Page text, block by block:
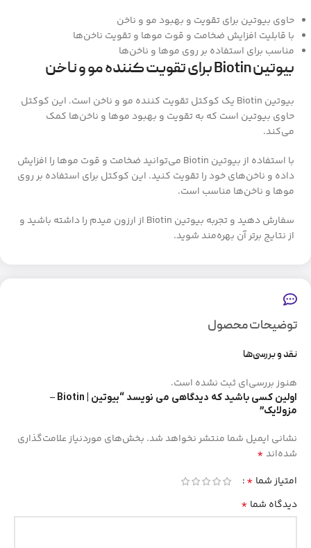
حاوی بیوتین برای تقویت و بهبود مو و ناخن
با قابلیت افزایش ضخامت و قوت موها و تقویت ناخن‌ها
مناسب برای استفاده بر روی موها و ناخن‌ها
بیوتین Biotin برای تقویت کننده مو و ناخن
بیوتین Biotin یک کوکتل تقویت کننده مو و ناخن است. این کوکتل
حاوی بیوتین است که به تقویت و بهبود موها و ناخن‌ها کمک
می‌کند.
با استفاده از بیوتین Biotin می‌توانید ضخامت و قوت موها را افزایش
داده و ناخن‌های خود را تقویت کنید. این کوکتل برای استفاده بر روی
موها و ناخن‌ها مناسب است.
سفارش دهید و تجربه بیوتین Biotin از ارزون میدم را داشته باشید و
از نتایج برتر آن بهره‌مند شوید.
توضیحات محصول
نقد و بررسی‌ها
هنوز بررسی‌ای ثبت نشده است.
اولین کسی باشید که دیدگاهی می نویسد “بیوتین | Biotin –
مزولایک”
نشانی ایمیل شما منتشر نخواهد شد. بخش‌های موردنیاز علامت‌گذاری
شده‌اند*
امتیاز شما *
دیدگاه شما *